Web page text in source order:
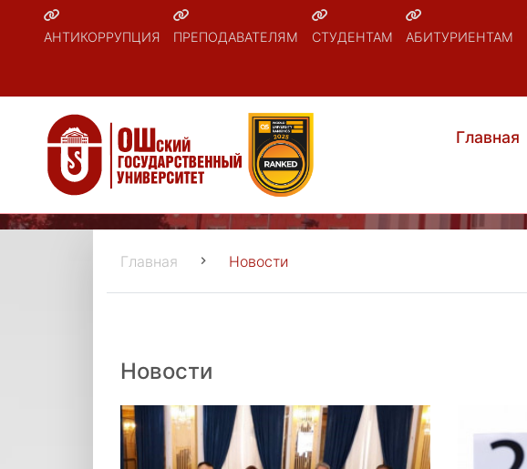
АНТИКОРРУПЦИЯ ПРЕПОДАВАТЕЛЯМ СТУДЕНТАМ АБИТУРИЕНТАМ
Главная
Главная Новости
Новости